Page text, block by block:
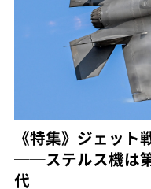
《特集》ジェット
──ステルス機は
代